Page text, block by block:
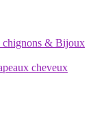
& Bijoux
cheveux